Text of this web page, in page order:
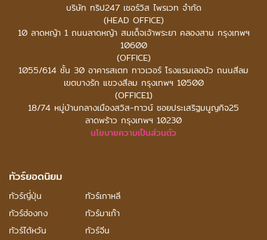
บริษัท ทริป247 เซอร์วิส ไพรเวท จำกัด
(HEAD OFFICE)
10 ลาดหญ้า 1 ถนนลาดหญ้า สมเด็จเจ้าพระยา คลองสาน กรุงเทพฯ
10600
(OFFICE)
1055/614 ชั้น 30 อาคารสเตท ทาวเวอร์ โรงแรมเลอบัว ถนนสีลม
เขตบางรัก แขวงสีลม กรุงเทพฯ 10500
(OFFICE1)
18/74 หมู่บ้านกลางเมืองสวิส-ทาวน์ ซอยประเสริฐมนูญกิจ25
ลาดพร้าว กรุงเทพฯ 10230
นโยบายความเป็นส่วนตัว
ทัวร์ยอดนิยม
ทัวร์ญี่ปุ่น
ทัวร์เกาหลี
ทัวร์ฮ่องกง
ทัวร์มาเก๊า
ทัวร์ไต้หวัน
ทัวร์จีน